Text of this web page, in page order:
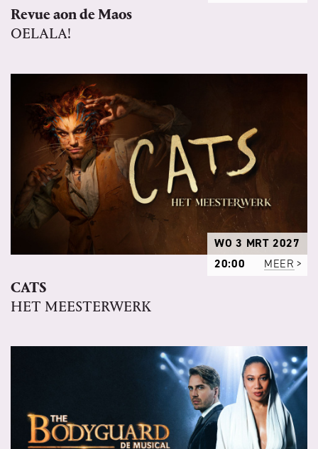
Revue aon de Maos
OELALA!
WO 3 MRT 2027
20:00
MEER
CATS
HET MEESTERWERK